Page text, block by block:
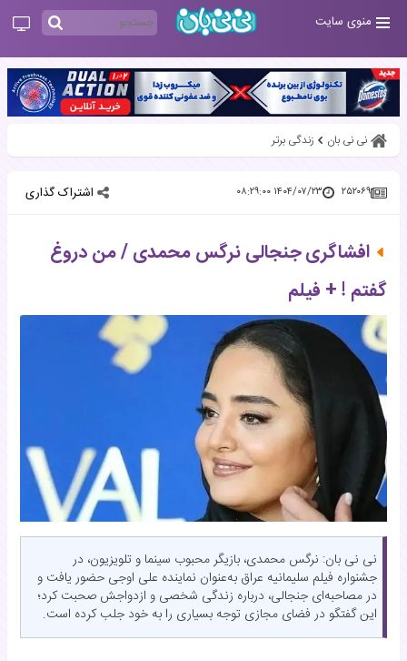
منوی سایت
نی نی بان زندگی برتر
۲۵۲۰۶۹ ۱۴۰۴/۰۷/۲۳ ۰۸:۲۹:۰۰ اشتراک گذاری
افشاگری جنجالی نرگس محمدی / من دروغ
گفتم ! + فیلم
نی نی بان: نرگس محمدی، بازیگر محبوب سینما و تلویزیون، در
جشنواره فیلم سلیمانیه عراق به‌عنوان نماینده علی اوجی حضور یافت و
در مصاحبه‌ای جنجالی، درباره زندگی شخصی و ازدواجش صحبت کرد؛
این گفتگو در فضای مجازی توجه بسیاری را به خود جلب کرده است.